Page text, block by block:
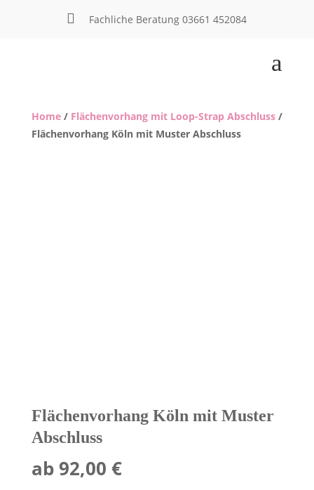
 Fachliche Beratung03661 452084
a
Home/ Flächenvorhang mit Loop-Strap Abschluss/
Flächenvorhang Köln mit Muster Abschluss
Flächenvorhang Köln mit Muster
Abschluss
ab 92,00 €